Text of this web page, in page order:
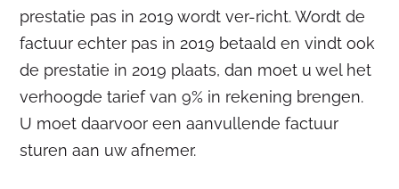
prestatie pas in 2019 wordt ver-richt. Wordt de
factuur echter pas in 2019 betaald en vindt ook
de prestatie in 2019 plaats, dan moet u wel het
verhoogde tarief van 9% in rekening brengen.
U moet daarvoor een aanvullende factuur
sturen aan uw afnemer.